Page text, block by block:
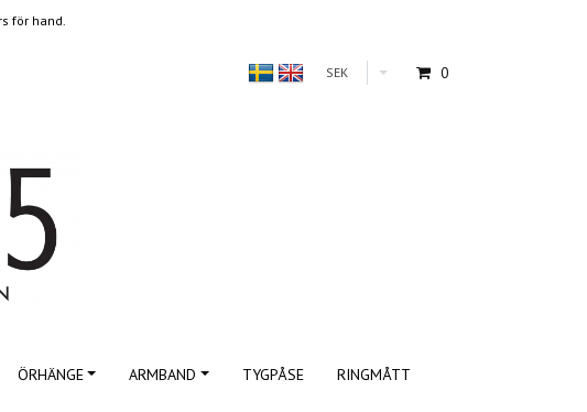
för hand.
SEK 0
ÖRHÄNGE ARMBAND TYGPÅSE RINGMÅTT